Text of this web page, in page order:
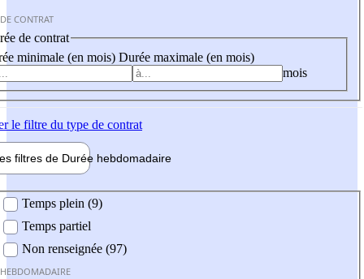
CONTRAT
de contrat
minimale (en mois) Durée maximale (en mois)
mois
le filtre du type de contrat
filtres de Durée hebdomadaire
Temps plein (9)
Temps partiel
Non renseignée (97)